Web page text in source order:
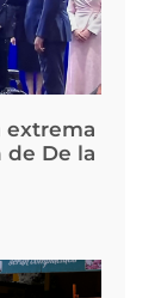
extrema
De la